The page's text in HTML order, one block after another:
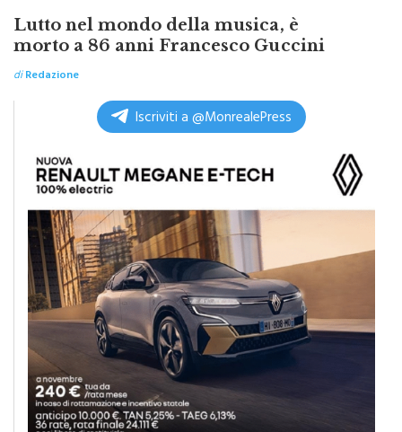
TOP NEWS ITALPRESS
Lutto nel mondo della musica, è
morto a 86 anni Francesco Guccini
di